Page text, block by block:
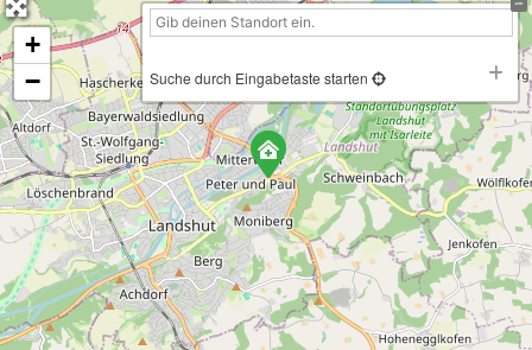
+
−
Suche durch Eingabetaste starten